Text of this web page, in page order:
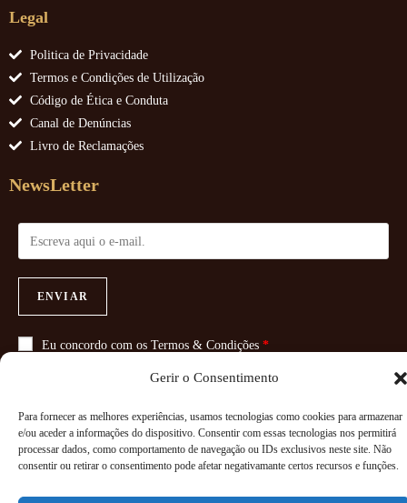
Gerir o Consentimento
Para fornecer as melhores experiências, usamos tecnologias como cookies para armazenar
e/ou aceder a informações do dispositivo. Consentir com essas tecnologias nos permitirá
processar dados, como comportamento de navegação ou IDs exclusivos neste site. Não
consentir ou retirar o consentimento pode afetar negativamante certos recursos e funções.
Legal
Politica de Privacidade
Termos e Condições de Utilização
Código de Ética e Conduta
Canal de Denúncias
Livro de Reclamações
NewsLetter
ENVIAR
Eu concordo com os Termos & Condições *
Copyright 2026 - Powered ByPaginadoze - Soluções Informáticas